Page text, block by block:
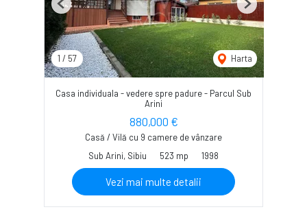
1 / 57 Harta
Previous Next
Casa individuala - vedere spre padure - Parcul Sub
Arini
880,000 €
Casă / Vilă cu 9 camere de vânzare
Sub Arini, Sibiu
523 mp 1998
Vezi mai multe detalii